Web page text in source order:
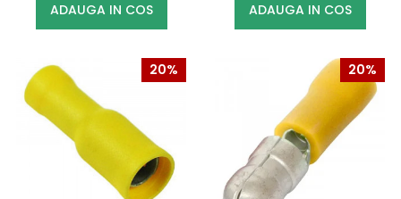
ADAUGA IN COS
ADAUGA IN COS
20% 20%